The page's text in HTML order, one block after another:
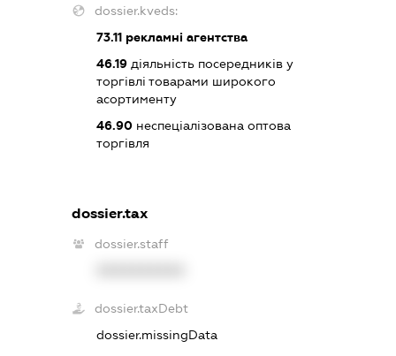
dossier.kveds:
73.11рекламні агентства
46.19діяльність посередників у
торгівлі товарами широкого
асортименту
46.90неспеціалізована оптова
торгівля
dossier.tax
dossier.staff
dossier.taxDebt
dossier.missingData